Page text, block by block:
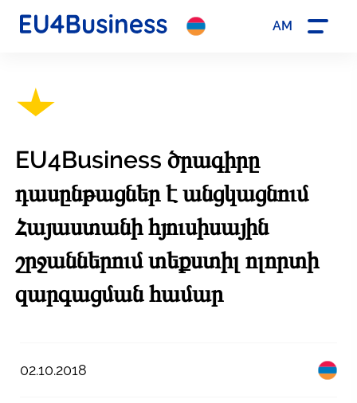
EU4Business ծրագիրը
դասընթացներ է անցկացնում
Հայաստանի հյուսիսային
շրջաններում տեքստիլ ոլորտի
զարգացման համար
02.10.2018
AM